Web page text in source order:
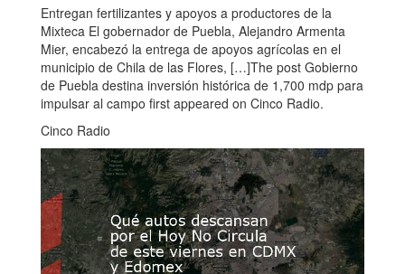
Entregan fertilizantes y apoyos a productores de la
Mixteca El gobernador de Puebla, Alejandro Armenta
Mier, encabezó la entrega de apoyos agrícolas en el
municipio de Chila de las Flores, […]The post Gobierno
de Puebla destina inversión histórica de 1,700 mdp para
impulsar al campo first appeared on Cinco Radio.
Cinco Radio